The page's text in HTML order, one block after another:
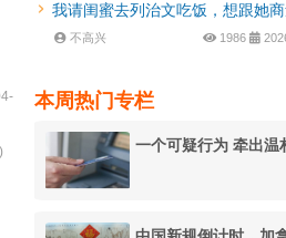
)
我请闺蜜去列治文吃饭，想跟她商
不高兴 1986
本周热门专栏
一个可疑行为 牵出温